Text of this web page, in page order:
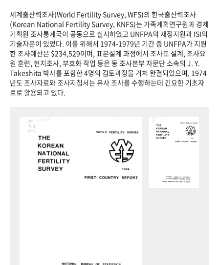
세계출산력조사(World Fertility Survey, WFS)의 한국출산력조사
(Korean National Fertility Survey, KNFS)는 가족계획연구원과 경제
기획원 조사통계국이 공동으로 실시하였고 UNFPA의 재정지원과 ISI의
기술자문이 있었다. 이를 위해서 1974-1979년 기간 중 UNFPA가 지원
한 조사예산은 $234,529이며, 표본설계 과정에서 조사표 설계, 조사요
원 훈련, 현지조사, 부호화 작업 등은 동 조사본부 자문단 소속의 J. Y.
Takeshita 박사를 포함한 4명의 검토과정을 거처 완결되었으며, 1974
년도 조사자료와 조사지침서는 유사 조사를 수행하는데 긴요한 기초자
료로 활용되고 있다.